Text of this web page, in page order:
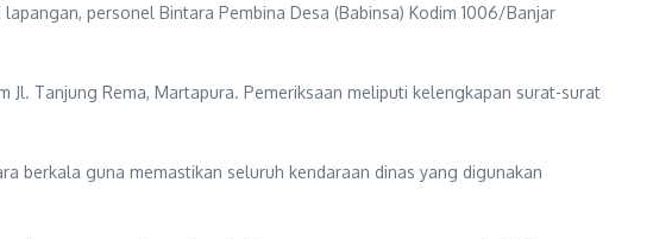
personel Bintara Pembina Desa (Babinsa) Kodim 1006/Banjar
Tanjung Rema, Martapura. Pemeriksaan meliputi kelengkapan surat-surat
berkala guna memastikan seluruh kendaraan dinas yang digunakan